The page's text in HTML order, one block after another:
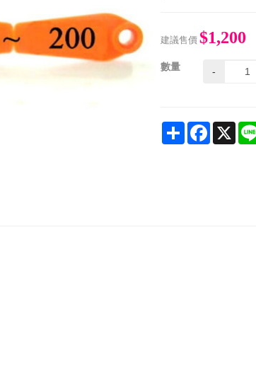
建議售價 $1,200
數量 -
Share Facebook
X